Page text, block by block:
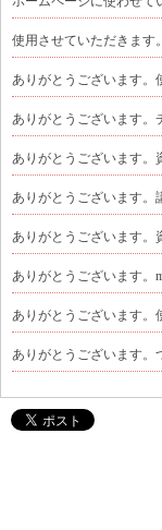
使用させていただきます
ありがとうございます。
ありがとうございます。
ありがとうございます。
ありがとうございます。
ありがとうございます。
ありがとうございます。
ありがとうございます。
ありがとうございます。